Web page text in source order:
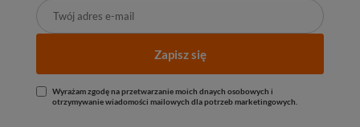
Zapisz się
Wyrażam zgodę na przetwarzanie moich dnaych osobowych i
otrzymywanie wiadomości mailowych dla potrzeb marketingowych.